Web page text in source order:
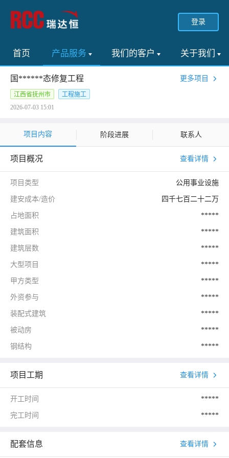
登录
首页 产品服务 我们的客户 关于我们
国******态修复工程 更多项目
江西省抚州市
工程施工
2026-07-03 15:01
项目内容 阶段进展 联系人
项目概况 查看详情
项目类型 公用事业设施
建安成本/造价 四千七百二十二万
占地面积 *****
建筑面积 *****
建筑层数 *****
大型项目 *****
甲方类型 *****
外资参与 *****
装配式建筑 *****
被动房 *****
钢结构 *****
项目工期 查看详情
开工时间 *****
完工时间 *****
配套信息 查看详情